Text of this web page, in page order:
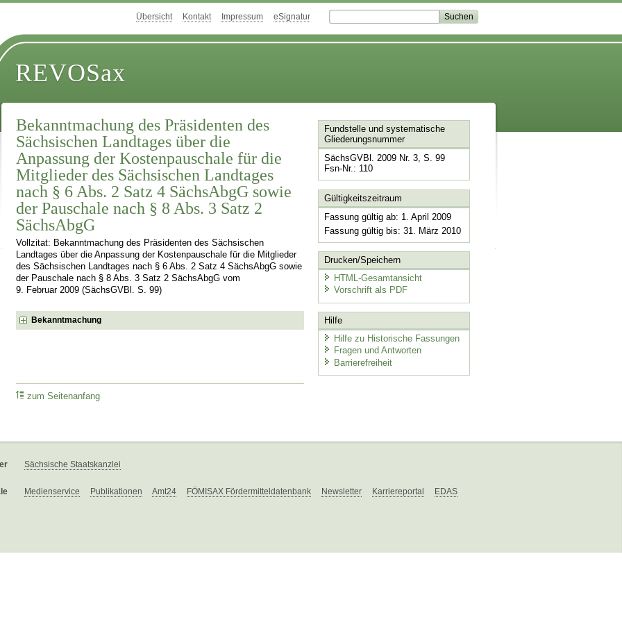
Übersicht Kontakt Impressum eSignatur
REVOSax
Bekanntmachung des Präsidenten des
Sächsischen Landtages über die
Anpassung der Kostenpauschale für die
Mitglieder des Sächsischen Landtages
nach § 6 Abs. 2 Satz 4 SächsAbgG sowie
der Pauschale nach § 8 Abs. 3 Satz 2
SächsAbgG
Vollzitat: Bekanntmachung des Präsidenten des Sächsischen
Landtages über die Anpassung der Kostenpauschale für die Mitglieder
des Sächsischen Landtages nach § 6 Abs. 2 Satz 4 SächsAbgG sowie
der Pauschale nach § 8 Abs. 3 Satz 2 SächsAbgG vom
9. Februar 2009 (SächsGVBl. S. 99)
Bekanntmachung
zum Seitenanfang
Fundstelle und systematische
Gliederungsnummer
SächsGVBl. 2009 Nr. 3, S. 99
Fsn-Nr.: 110
Gültigkeitszeitraum
Fassung gültig ab: 1. April 2009
Fassung gültig bis: 31. März 2010
Drucken/Speichern
HTML-Gesamtansicht
Vorschrift als PDF
Hilfe
Hilfe zu Historische Fassungen
Fragen und Antworten
Barrierefreiheit
Sächsische Staatskanzlei
Medienservice Publikationen Amt24 FÖMISAX Fördermitteldatenbank Newsletter Karriereportal EDAS